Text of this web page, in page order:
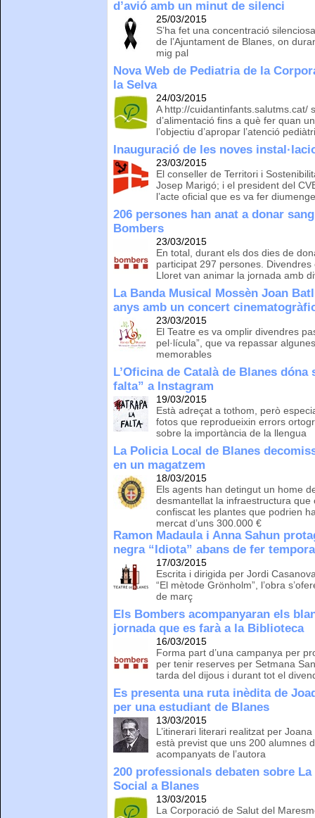
d’avió amb un minut de silenci
25/03/2015
S’ha fet una concentració
de l’Ajuntament de Blanes, on
mig pal
Nova Web de Pediatria de la
la Selva
24/03/2015
A http://cuidantinfants.salutms.cat/
d’alimentació fins a què fer quan
l’objectiu d’apropar l’atenció
Inauguració de les noves
23/03/2015
El conseller de Territori i
Josep Marigó; i el president del
l’acte oficial que es va fer
206 persones han anat a donar
Bombers
23/03/2015
En total, durant els dos dies de
participat 297 persones.
Lloret van animar la jornada amb
La Banda Musical Mossèn Joan
anys amb un concert
23/03/2015
El Teatre es va omplir divendres
pel·lícula”, que va repassar
memorables
L’Oficina de Català de Blanes
falta” a Instagram
19/03/2015
Està adreçat a tothom, però
fotos que reprodueixin errors
sobre la importància de la llengua
La Policia Local de Blanes
en un magatzem
18/03/2015
Els agents han detingut un home
desmantellat la infraestructura
confiscat les plantes que podrien
mercat d’uns 300.000 €
Ramon Madaula i Anna Sahun
negra “Idiota” abans de fer
17/03/2015
Escrita i dirigida per Jordi
“El mètode Grönholm”, l’obra
de març
Els Bombers acompanyaran els
jornada que es farà a la Biblioteca
16/03/2015
Forma part d’una campanya per
per tenir reserves per Setmana
tarda del dijous i durant tot el
Es presenta una ruta inèdita de
per una estudiant de Blanes
13/03/2015
L’itinerari literari realitzat per
està previst que uns 200 alumnes
acompanyats de l’autora
200 professionals debaten sobre
Social a Blanes
13/03/2015
La Corporació de Salut del